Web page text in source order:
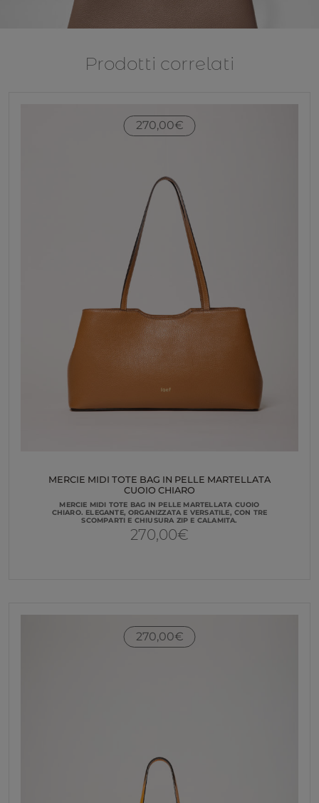
Prodotti correlati
MERCIE MIDI TOTE BAG IN PELLE MARTELLATA
CUOIO CHIARO
MERCIE MIDI TOTE BAG IN PELLE MARTELLATA CUOIO
CHIARO. ELEGANTE, ORGANIZZATA E VERSATILE, CON TRE
SCOMPARTI E CHIUSURA ZIP E CALAMITA.
270,00€
270,00€
270,00€